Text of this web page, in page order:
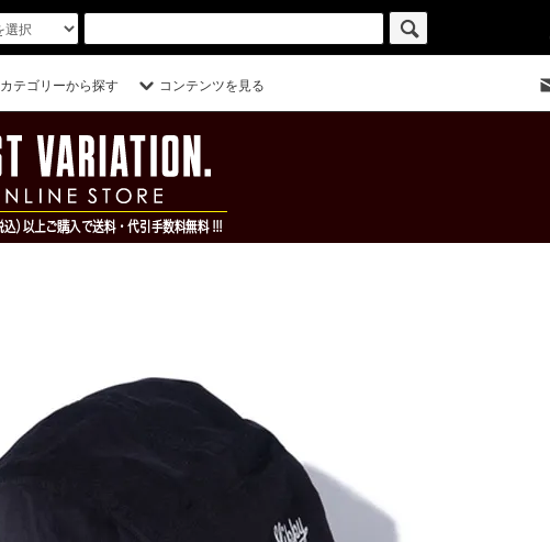
カテゴリーから探す コンテンツを見る